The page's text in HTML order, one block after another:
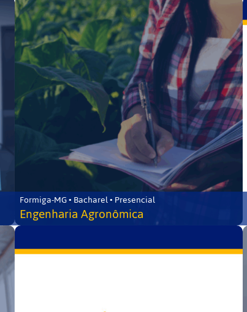
Formiga-MG • Bacharel • Presencial
Engenharia Agronômica